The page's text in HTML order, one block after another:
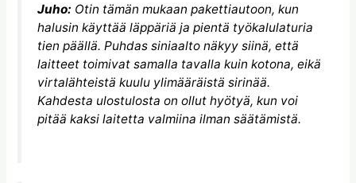
Juho: Otin tämän mukaan pakettiautoon, kun
halusin käyttää läppäriä ja pientä työkalulaturia
tien päällä. Puhdas siniaalto näkyy siinä, että
laitteet toimivat samalla tavalla kuin kotona, eikä
virtalähteistä kuulu ylimääräistä sirinää.
Kahdesta ulostulosta on ollut hyötyä, kun voi
pitää kaksi laitetta valmiina ilman säätämistä.